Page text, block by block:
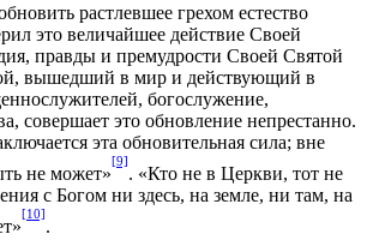
растлевшее грехом естество
это величайшее действие Своей
правды и премудрости Своей Святой
вышедший в мир и действующий в
богослужение,
совершает это обновление непрестанно.
эта обновительная сила; вне
не может»
[9]
. «Кто не в Церкви, тот не
с Богом ни здесь, на земле, ни там, на
[10]
.